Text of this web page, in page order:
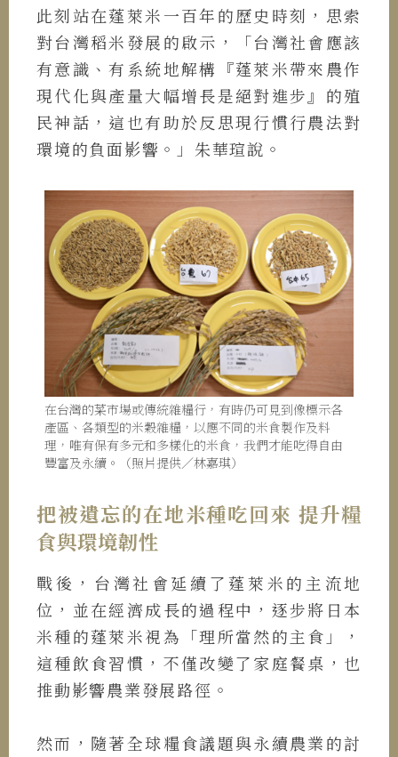
此刻站在蓬萊米一百年的歷史時刻，思索
對台灣稻米發展的啟示，「台灣社會應該
有意識、有系統地解構『蓬萊米帶來農作
現代化與產量大幅增長是絕對進步』的殖
民神話，這也有助於反思現行慣行農法對
環境的負面影響。」朱華瑄說。
在台灣的菜市場或傳統雜糧行，有時仍可見到像標示各
產區、各類型的米穀雜糧，以應不同的米食製作及料
理，唯有保有多元和多樣化的米食，我們才能吃得自由
豐富及永續。（照片提供／林嘉琪）
把被遺忘的在地米種吃回來 提升糧
食與環境韌性
戰後，台灣社會延續了蓬萊米的主流地
位，並在經濟成長的過程中，逐步將日本
米種的蓬萊米視為「理所當然的主食」，
這種飲食習慣，不僅改變了家庭餐桌，也
推動影響農業發展路徑。
然而，隨著全球糧食議題與永續農業的討